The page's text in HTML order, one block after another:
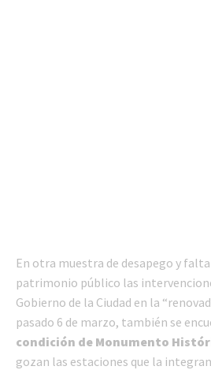
En otra muestra de desapego y
patrimonio público las
Gobierno de la Ciudad en la
pasado 6 de marzo, también se
condición de Monumento
gozan las estaciones que la